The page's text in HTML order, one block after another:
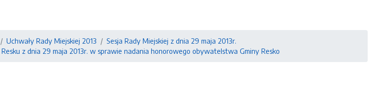
Uchwały Rady Miejskiej 2013
Sesja Rady Miejskiej z dnia 29 maja 2013r.
z dnia 29 maja 2013r. w sprawie nadania honorowego obywatelstwa Gminy Resko